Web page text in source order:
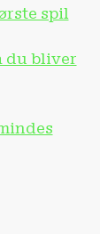
spil
du bliver